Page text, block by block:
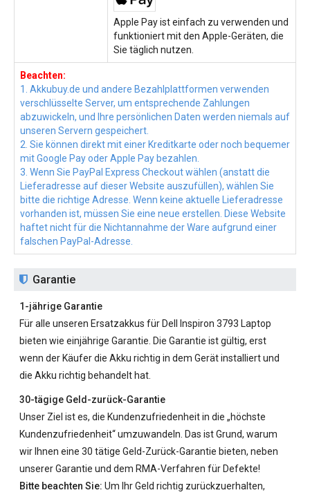
Apple Pay ist einfach zu verwenden und
funktioniert mit den Apple-Geräten, die
Sie täglich nutzen.
Beachten:
1. Akkubuy.de und andere Bezahlplattformen verwenden
verschlüsselte Server, um entsprechende Zahlungen
abzuwickeln, und Ihre persönlichen Daten werden niemals auf
unseren Servern gespeichert.
2. Sie können direkt mit einer Kreditkarte oder noch bequemer
mit Google Pay oder Apple Pay bezahlen.
3. Wenn Sie PayPal Express Checkout wählen (anstatt die
Lieferadresse auf dieser Website auszufüllen), wählen Sie
bitte die richtige Adresse. Wenn keine aktuelle Lieferadresse
vorhanden ist, müssen Sie eine neue erstellen. Diese Website
haftet nicht für die Nichtannahme der Ware aufgrund einer
falschen PayPal-Adresse.
Garantie
1-jährige Garantie
Für alle unseren Ersatzakkus für Dell Inspiron 3793 Laptop
bieten wie einjährige Garantie. Die Garantie ist gültig, erst
wenn der Käufer die Akku richtig in dem Gerät installiert und
die Akku richtig behandelt hat.
30-tägige Geld-zurück-Garantie
Unser Ziel ist es, die Kundenzufriedenheit in die „höchste
Kundenzufriedenheit“ umzuwandeln. Das ist Grund, warum
wir Ihnen eine 30 tätige Geld-Zurück-Garantie bieten, neben
unserer Garantie und dem RMA-Verfahren für Defekte!
Bitte beachten Sie: Um Ihr Geld richtig zurückzuerhalten,